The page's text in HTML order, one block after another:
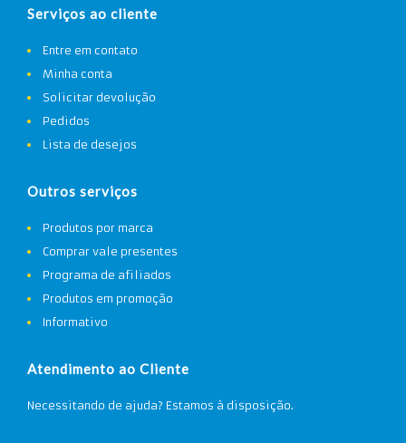
Serviços ao cliente
Entre em contato
Minha conta
Solicitar devolução
Pedidos
Lista de desejos
Outros serviços
Produtos por marca
Comprar vale presentes
Programa de afiliados
Produtos em promoção
Informativo
Atendimento ao Cliente
Necessitando de ajuda? Estamos à disposição.